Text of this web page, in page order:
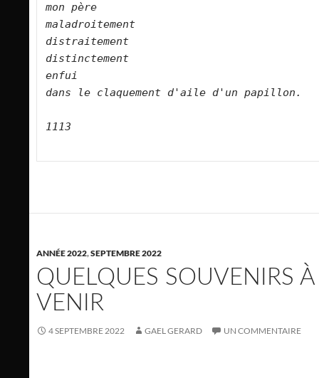
mon père
maladroitement
distraitement
distinctement
enfui
dans le claquement d'aile d'un papillon.
1113
ANNÉE 2022,SEPTEMBRE 2022
QUELQUES SOUVENIRS À
VENIR
4 SEPTEMBRE 2022 GAEL GERARD UN COMMENTAIRE